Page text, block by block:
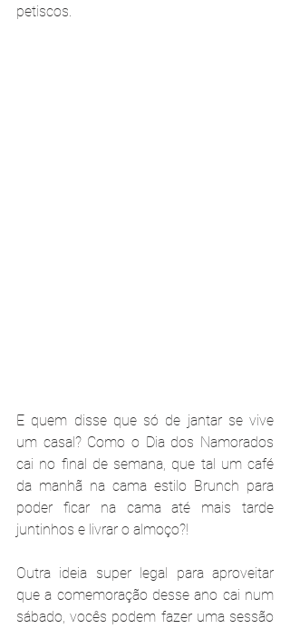
petiscos.
E quem disse que só de jantar se vive
um casal? Como o Dia dos Namorados
cai no final de semana, que tal um café
da manhã na cama estilo Brunch para
poder ficar na cama até mais tarde
juntinhos e livrar o almoço?!
Outra ideia super legal para aproveitar
que a comemoração desse ano cai num
sábado, vocês podem fazer uma sessão